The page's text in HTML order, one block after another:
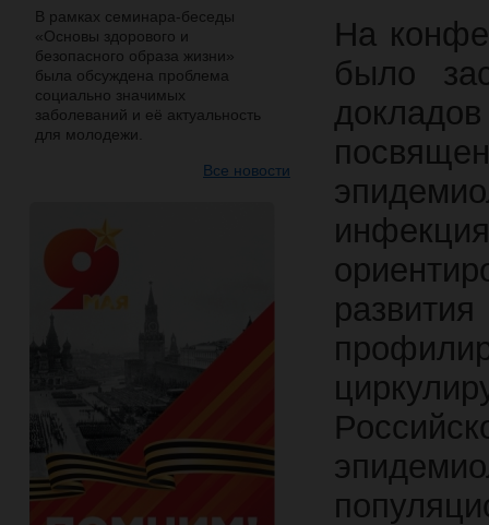
В рамках семинара-беседы
«Основы здорового и
безопасного образа жизни»
была обсуждена проблема
социально значимых
заболеваний и её актуальность
для молодежи.
Все новости
На
было